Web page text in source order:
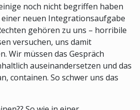
noch nicht begriffen haben
neuen Integrationsaufgabe
gehören zu uns – horribile
versuchen, uns damit
Wir müssen das Gespräch
auseinandersetzen und das
containen. So schwer uns das